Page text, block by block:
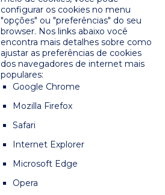
configurar os cookies no menu
"opções" ou "preferências" do seu
browser. Nos links abaixo você
encontra mais detalhes sobre como
ajustar as preferências de cookies
dos navegadores de internet mais
populares:
Google Chrome
Mozilla Firefox
Safari
Internet Explorer
Microsoft Edge
Opera